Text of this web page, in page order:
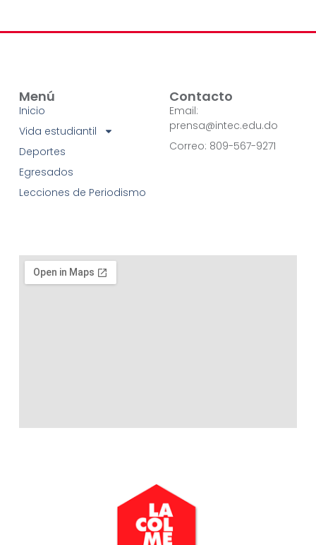
Menú
Inicio
Vida estudiantil
Deportes
Egresados
Lecciones de Periodismo
Contacto
Email:
prensa@intec.edu.do
Correo: 809-567-9271